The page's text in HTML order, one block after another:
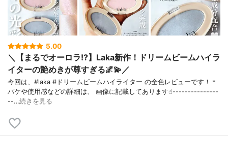
5.00
＼【まるでオーロラ!?】Laka新作！ドリームビームハイラ
イターの艶めきが尊すぎる🌌💫／
今回は、#laka #ドリームビームハイライター の全色レビューです！＊
パケや使用感などの詳細は、 画像に記載してあります☝︎---------------
--…続きを見る